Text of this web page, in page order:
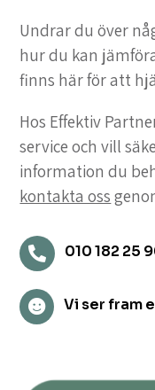
Undrar du över
hur du kan
finns här för att
Hos Effektiv
service och vill
information du
kontakta oss
 010 182 25
 Vi ser fram